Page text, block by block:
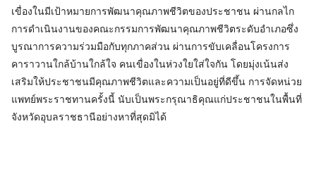
เขื่องในมีเป้าหมายการพัฒนาคุณภาพชีวิตของประชาชน ผ่านกลไก
การดำเนินงานของคณะกรรมการพัฒนาคุณภาพชีวิตระดับอำเภอซึ่ง
บูรณาการความร่วมมือกับทุกภาคส่วน ผ่านการขับเคลื่อนโครงการ
คาราวานใกล้บ้านใกล้ใจ คนเขื่องในห่วงใยใส่ใจกัน โดยมุ่งเน้นส่ง
เสริมให้ประชาชนมีคุณภาพชีวิตและความเป็นอยู่ที่ดีขึ้น การจัดหน่วย
แพทย์พระราชทานครั้งนี้ นับเป็นพระกรุณาธิคุณแก่ประชาชนในพื้นที่
จังหวัดอุบลราชธานีอย่างหาที่สุดมิได้